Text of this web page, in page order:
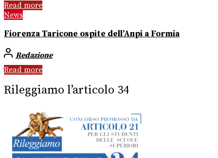
Read more
News
Fiorenza Taricone ospite dell’Anpi a Formia
Redazione
Read more
Rileggiamo l’articolo 34